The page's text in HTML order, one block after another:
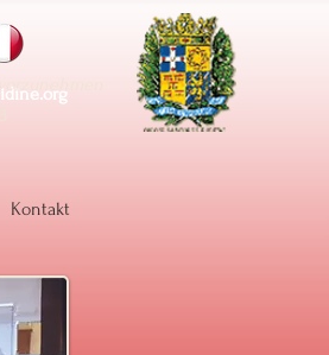
Kontakt